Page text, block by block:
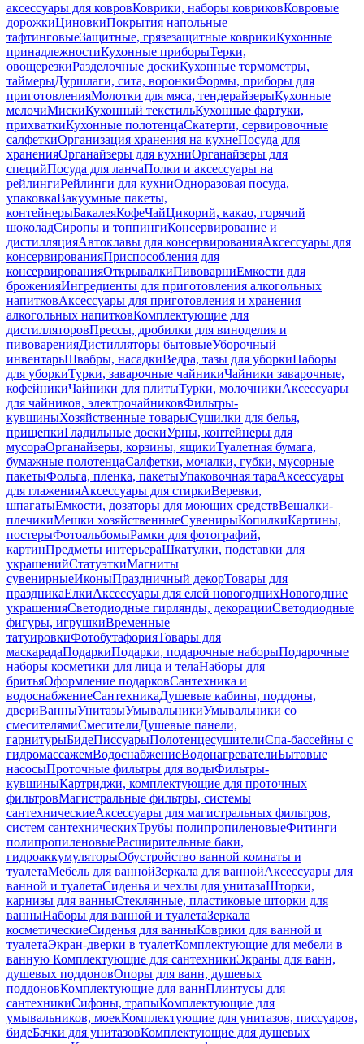
аксессуары для ковровКоврики, наборы ковриковКовровые
дорожкиЦиновкиПокрытия напольные
тафтинговыеЗащитные, грязезащитные коврикиКухонные
принадлежностиКухонные приборыТерки,
овощерезкиРазделочные доскиКухонные термометры,
таймерыДуршлаги, сита, воронкиФормы, приборы для
приготовленияМолотки для мяса, тендерайзерыКухонные
мелочиМискиКухонный текстильКухонные фартуки,
прихваткиКухонные полотенцаСкатерти, сервировочные
салфеткиОрганизация хранения на кухнеПосуда для
храненияОрганайзеры для кухниОрганайзеры для
специйПосуда для ланчаПолки и аксессуары на
рейлингиРейлинги для кухниОдноразовая посуда,
упаковкаВакуумные пакеты,
контейнерыБакалеяКофеЧайЦикорий, какао, горячий
шоколадСиропы и топпингиКонсервирование и
дистилляцияАвтоклавы для консервированияАксессуары для
консервированияПриспособления для
консервированияОткрывалкиПивоварниЕмкости для
броженияИнгредиенты для приготовления алкогольных
напитковАксессуары для приготовления и хранения
алкогольных напитковКомплектующие для
дистилляторовПрессы, дробилки для виноделия и
пивоваренияДистилляторы бытовыеУборочный
инвентарьШвабры, насадкиВедра, тазы для уборкиНаборы
для уборкиТурки, заварочные чайникиЧайники заварочные,
кофейникиЧайники для плитыТурки, молочникиАксессуары
для чайников, электрочайниковФильтры-
кувшиныХозяйственные товарыСушилки для белья,
прищепкиГладильные доскиУрны, контейнеры для
мусораОрганайзеры, корзины, ящикиТуалетная бумага,
бумажные полотенцаСалфетки, мочалки, губки, мусорные
пакетыФольга, пленка, пакетыУпаковочная тараАксессуары
для глаженияАксессуары для стиркиВеревки,
шпагатыЕмкости, дозаторы для моющих средствВешалки-
плечикиМешки хозяйственныеСувенирыКопилкиКартины,
постерыФотоальбомыРамки для фотографий,
картинПредметы интерьераШкатулки, подставки для
украшенийСтатуэткиМагниты
сувенирныеИконыПраздничный декорТовары для
праздникаЕлкиАксессуары для елей новогоднихНовогодние
украшенияСветодиодные гирлянды, декорацииСветодиодные
фигуры, игрушкиВременные
татуировкиФотобутафорияТовары для
маскарадаПодаркиПодарки, подарочные наборыПодарочные
наборы косметики для лица и телаНаборы для
бритьяОформление подарковСантехника и
водоснабжениеСантехникаДушевые кабины, поддоны,
двериВанныУнитазыУмывальникиУмывальники со
смесителямиСмесителиДушевые панели,
гарнитурыБидеПиссуарыПолотенцесушителиСпа-бассейны с
гидромассажемВодоснабжениеВодонагревателиБытовые
насосыПроточные фильтры для водыФильтры-
кувшиныКартриджи, комплектующие для проточных
фильтровМагистральные фильтры, системы
сантехническиеАксессуары для магистральных фильтров,
систем сантехническихТрубы полипропиленовыеФитинги
полипропиленовыеРасширительные баки,
гидроаккумуляторыОбустройство ванной комнаты и
туалетаМебель для ваннойЗеркала для ваннойАксессуары для
ванной и туалетаСиденья и чехлы для унитазаШторки,
карнизы для ванныСтеклянные, пластиковые шторки для
ванныНаборы для ванной и туалетаЗеркала
косметическиеСиденья для ванныКоврики для ванной и
туалетаЭкран-дверки в туалетКомплектующие для мебели в
ванную Комплектующие для сантехникиЭкраны для ванн,
душевых поддоновОпоры для ванн, душевых
поддоновКомплектующие для ваннПлинтусы для
сантехникиСифоны, трапыКомплектующие для
умывальников, моекКомплектующие для унитазов, писсуаров,
бидеБачки для унитазовКомплектующие для душевых